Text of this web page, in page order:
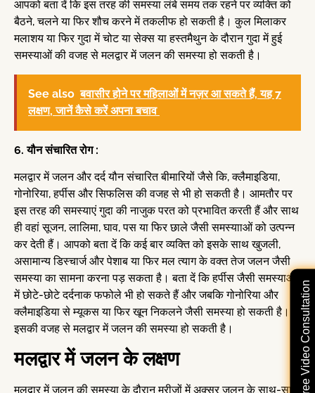
Free Video Consultation
आपको बता दें कि इस तरह की समस्या लंबे समय तक रहने पर व्यक्ति को
बैठने, चलने या फिर शौच करने में तकलीफ हो सकती है। कुल मिलाकर
मलाशय या फिर गुदा में चोट या सेक्स या हस्तमैथुन के दौरान गुदा में हुई
समस्याओं की वजह से मलद्वार में जलन की समस्या हो सकती है।
See also बवासीर होने पर महिलाओं में नज़र आ सकते हैं, यह 7
लक्षण, जानें कैसे करें अपना बचाव
6. यौन संचारित रोग :
मलद्वार में जलन और दर्द यौन संचारित बीमारियों जैसे कि, क्लैमाइडिया,
गोनोरिया, हर्पीस और सिफलिस की वजह से भी हो सकती है। आमतौर पर
इस तरह की समस्याएं गुदा की नाजुक परत को प्रभावित करती हैं और साथ
ही वहां सूजन, लालिमा, घाव, पस या फिर छाले जैसी समस्यााओं को उत्पन्न
कर देती हैं। आपको बता दें कि कई बार व्यक्ति को इसके साथ खुजली,
असामान्य डिस्चार्ज और पेशाब या फिर मल त्याग के वक्त तेज जलन जैसी
समस्या का सामना करना पड़ सकता है। बता दें कि हर्पीस जैसी समस्याओं
में छोटे-छोटे दर्दनाक फफोले भी हो सकते हैं और जबकि गोनोरिया और
क्लैमाइडिया से म्यूकस या फिर खून निकलने जैसी समस्या हो सकती है।
इसकी वजह से मलद्वार में जलन की समस्या हो सकती है।
मलद्वार में जलन के लक्षण
मलद्वार में जलन की समस्या के दौरान मरीजों में अक्सर जलन के साथ-साथ